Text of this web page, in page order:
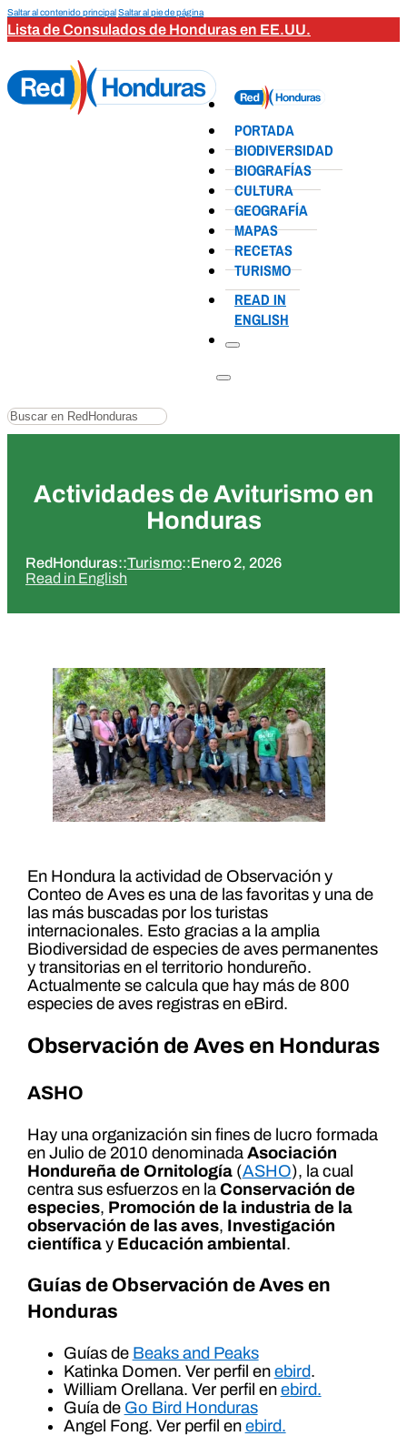
Saltar al contenido principalSaltar al pie de página
Lista de Consulados de Honduras en EE.UU.
PORTADA
BIODIVERSIDAD
BIOGRAFÍAS
CULTURA
GEOGRAFÍA
MAPAS
RECETAS
TURISMO
READ IN
ENGLISH
Buscar
Actividades de Aviturismo en
Honduras
RedHonduras::Turismo::Enero 2, 2026
Read in English
En Hondura la actividad de Observación y
Conteo de Aves es una de las favoritas y una de
las más buscadas por los turistas
internacionales. Esto gracias a la amplia
Biodiversidad de especies de aves permanentes
y transitorias en el territorio hondureño.
Actualmente se calcula que hay más de 800
especies de aves registras en eBird.
Observación de Aves en Honduras
ASHO
Hay una organización sin fines de lucro formada
en Julio de 2010 denominada Asociación
Hondureña de Ornitología(ASHO), la cual
centra sus esfuerzos en la Conservación de
especies, Promoción de la industria de la
observación de las aves, Investigación
científicay Educación ambiental.
Guías de Observación de Aves en
Honduras
Guías de Beaks and Peaks
Katinka Domen. Ver perfil en ebird.
William Orellana. Ver perfil en ebird.
Guía de Go Bird Honduras
Angel Fong. Ver perfil en ebird.